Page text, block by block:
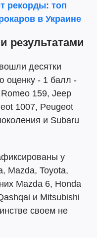
рекорды: топ
в Украине
результатами
десятки
оценку - 1 балл -
159, Jeep
1007, Peugeot
и Subaru
у
Mazda, Toyota,
Mazda 6, Honda
и Mitsubishi
своем не